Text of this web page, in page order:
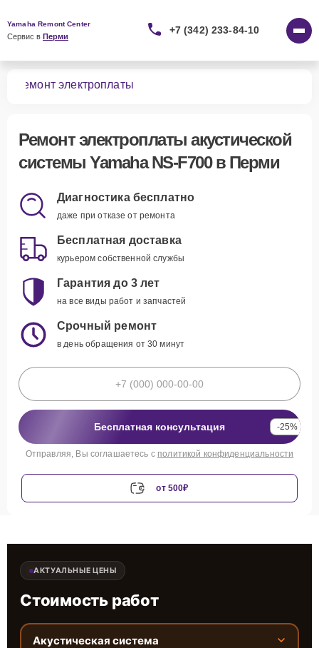
Yamaha Remont Center
Сервис в Перми
+7 (342) 233-84-10
Ремонт электроплаты
Ремонт электроплаты акустической
системы Yamaha NS-F700 в Перми
Диагностика бесплатно
даже при отказе от ремонта
Бесплатная доставка
курьером собственной службы
Гарантия до 3 лет
на все виды работ и запчастей
Срочный ремонт
в день обращения от 30 минут
Бесплатная консультация -25%
Отправляя, Вы соглашаетесь с политикой конфиденциальности
от 500₽
АКТУАЛЬНЫЕ ЦЕНЫ
Стоимость работ
Акустическая система